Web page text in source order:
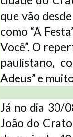
que vão
como “A
Você”. O
paulistano,
Adeus” e
Já no dia 30/
João do